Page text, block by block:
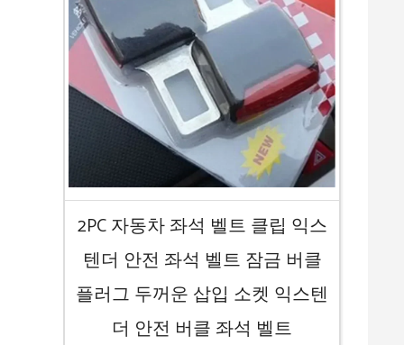
2PC 자동차 좌석 벨트 클립 익스
텐더 안전 좌석 벨트 잠금 버클
플러그 두꺼운 삽입 소켓 익스텐
더 안전 버클 좌석 벨트